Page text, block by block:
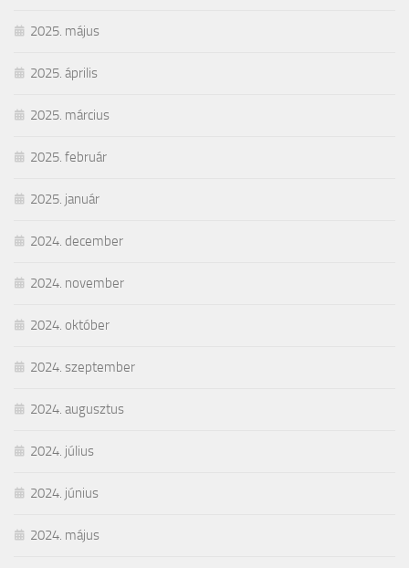
2025. május
2025. április
2025. március
2025. február
2025. január
2024. december
2024. november
2024. október
2024. szeptember
2024. augusztus
2024. július
2024. június
2024. május